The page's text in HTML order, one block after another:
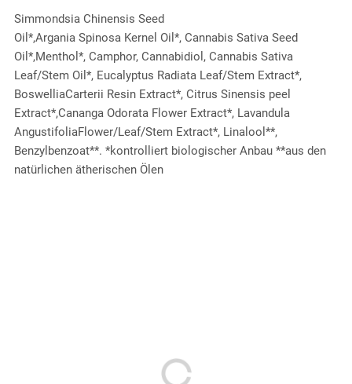
Simmondsia Chinensis Seed
Oil*,Argania Spinosa Kernel Oil*, Cannabis Sativa Seed
Oil*,Menthol*, Camphor, Cannabidiol, Cannabis Sativa
Leaf/Stem Oil*, Eucalyptus Radiata Leaf/Stem Extract*,
BoswelliaCarterii Resin Extract*, Citrus Sinensis peel
Extract*,Cananga Odorata Flower Extract*, Lavandula
AngustifoliaFlower/Leaf/Stem Extract*, Linalool**,
Benzylbenzoat**. *kontrolliert biologischer Anbau **aus den
natürlichen ätherischen Ölen